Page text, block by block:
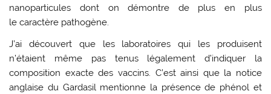
nanoparticules dont on démontre de plus en plus
le caractère pathogène.
J’ai découvert que les laboratoires qui les produisent
n’étaient même pas tenus légalement d’indiquer la
composition exacte des vaccins. C’est ainsi que la notice
anglaise du Gardasil mentionne la présence de phénol et